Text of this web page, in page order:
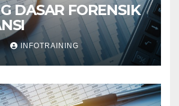
DASAR FORENSIK
INFOTRAINING